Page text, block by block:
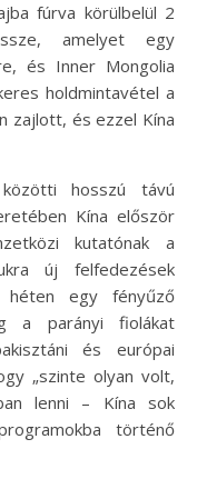
fúrva körülbelül 2
amelyet egy
és Inner Mongolia
holdmintavétel a
zajlott, és ezzel Kína
hosszú távú
Kína először
kutatónak a
új felfedezések
egy fényűző
a parányi fiolákat
és európai
„szinte olyan volt,
lenni – Kína sok
történő